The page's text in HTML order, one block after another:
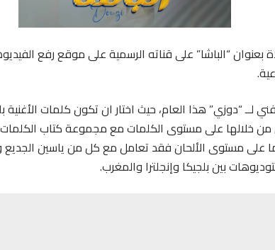
بعنوان “الباشا” على قناته الرسمية على موقع رفع
لــ “دوزي” هذا العام، حيث اختار ان تكون كلمات
من خلالها على مستوى الكلمات مع مجموعة كتاب
على مستوى الألحان فقد تعامل مع كل من ياسين
بين بلجيكا وإنجلترا والمغرب.